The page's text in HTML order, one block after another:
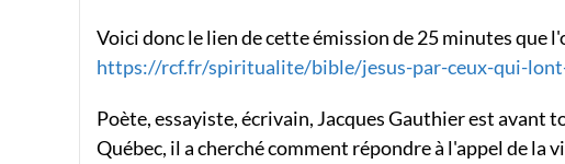
Voici donc le lien de cette émission de 25 minutes que
https://rcf.fr/spiritualite/bible/jesus-par-ceux-qui-
Poète, essayiste, écrivain, Jacques Gauthier est avant
Québec, il a cherché comment répondre à l'appel de